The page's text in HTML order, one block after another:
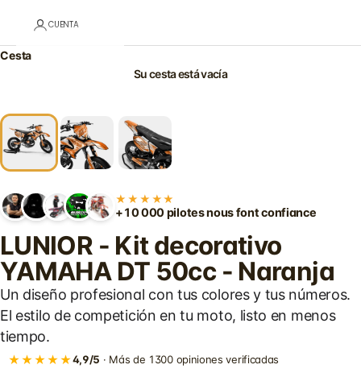
CUENTA
Cesta
Su cesta está vacía
★★★★★
+10 000 pilotes nous font confiance
LUNIOR - Kit decorativo
YAMAHA DT 50cc - Naranja
Un diseño profesional con tus colores y tus números.
El estilo de competición en tu moto, listo en menos
tiempo.
★★★★★4,9/5 · Más de 1300 opiniones verificadas